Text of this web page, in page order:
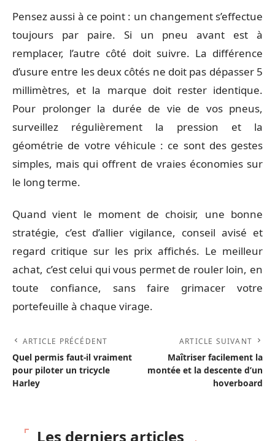
Pensez aussi à ce point : un changement s’effectue
toujours par paire. Si un pneu avant est à
remplacer, l’autre côté doit suivre. La différence
d’usure entre les deux côtés ne doit pas dépasser 5
millimètres, et la marque doit rester identique.
Pour prolonger la durée de vie de vos pneus,
surveillez régulièrement la pression et la
géométrie de votre véhicule : ce sont des gestes
simples, mais qui offrent de vraies économies sur
le long terme.
Quand vient le moment de choisir, une bonne
stratégie, c’est d’allier vigilance, conseil avisé et
regard critique sur les prix affichés. Le meilleur
achat, c’est celui qui vous permet de rouler loin, en
toute confiance, sans faire grimacer votre
portefeuille à chaque virage.
ARTICLE PRÉCÉDENT
Quel permis faut-il vraiment
pour piloter un tricycle
Harley
ARTICLE SUIVANT
Maîtriser facilement la
montée et la descente d’un
hoverboard
Les derniers articles